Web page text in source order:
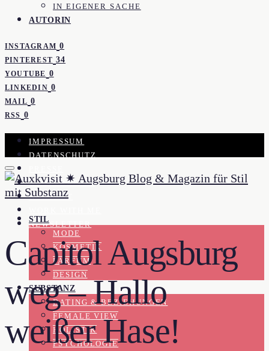
IN EIGENER SACHE
AUTORIN
INSTAGRAM 0
PINTEREST 34
YOUTUBE 0
LINKEDIN 0
MAIL 0
RSS 0
IMPRESSUM
DATENSCHUTZ
KOOPERATION
KONTAKT
NEWSLETTER
STIL
MODE
KOSMETIK
PARFUM
DESIGN
SUBSTANZ
DATING & BEZIEHUNGEN
FEMALE VIEW
HOLISTIK
PSYCHOLOGIE
Capitol Augsburg
weg – Hallo
weißer Hase!